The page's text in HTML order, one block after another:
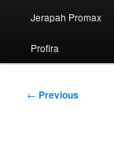
Jerapah Promax
Profira
Post
← Previous